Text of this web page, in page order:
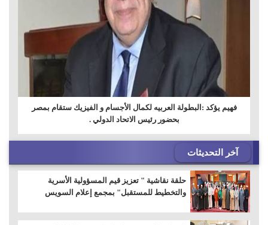
فهيم يؤكد :البطولة العربيه لكمال الأجسام و الفيزيك ستقام بمصر
بحضور رئيس الاتحاد الدولي .
آخر التحديثات
حلقة نقاشية " تعزيز قيم المسؤولية الأسرية
والتخطيط للمستقبل" بمجمع إعلام السويس